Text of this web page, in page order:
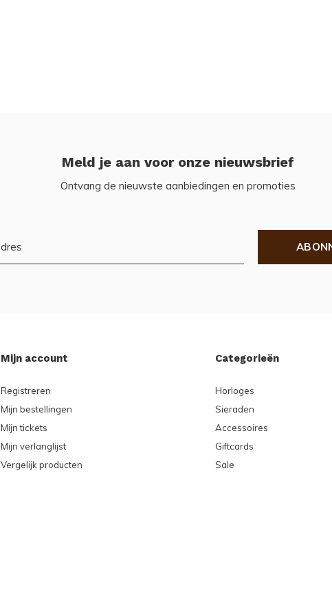
Meld je aan voor onze nieuwsbrief
Ontvang de nieuwste aanbiedingen en promoties
Mijn account
Registreren
Mijn bestellingen
Mijn tickets
Mijn verlanglijst
Vergelijk producten
Categorieën
Horloges
Sieraden
Accessoires
Giftcards
Sale